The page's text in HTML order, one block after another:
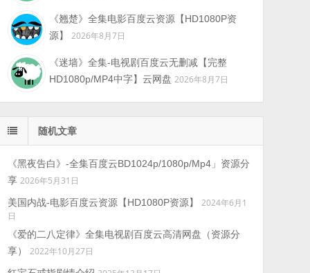
《翘楚》全集电影百度云资源【HD1080P资
源】
2026年8月7日
《迷墙》全集-电视剧百度云无删减【完整
HD1080p/MP4中字】云网盘 2026年8月7日
随机文章
《黑夜告白》-全集百度云BD1024p/1080p/Mp4」资源分
享 2026年5月31日
美国内战-电影百度云资源【HD1080P资源】
2024年6月1
日
《爱的二八定律》全集电视剧百度云高清网盘（资源分
享）
2022年10月27日